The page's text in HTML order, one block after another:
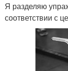
Я разделяю
соответствии с